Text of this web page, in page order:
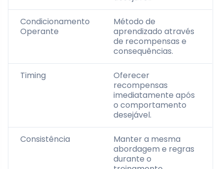
Condicionamento
Operante
Método de
aprendizado através
de recompensas e
consequências.
Timing
Oferecer
recompensas
imediatamente após
o comportamento
desejável.
Consistência
Manter a mesma
abordagem e regras
durante o